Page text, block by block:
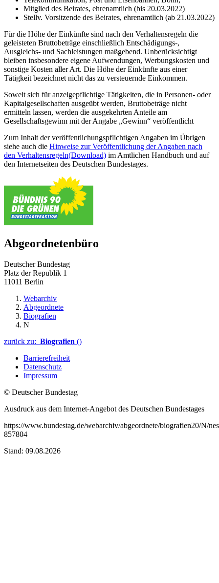
Mitglied des Beirates, ehrenamtlich (bis 20.03.2022)
Stellv. Vorsitzende des Beirates, ehrenamtlich (ab 21.03.2022)
Für die Höhe der Einkünfte sind nach den Verhaltensregeln die
geleisteten Bruttobeträge einschließlich Entschädigungs-,
Ausgleichs- und Sachleistungen maßgebend. Unberücksichtigt
bleiben insbesondere eigene Aufwendungen, Werbungskosten und
sonstige Kosten aller Art. Die Höhe der Einkünfte aus einer
Tätigkeit bezeichnet nicht das zu versteuernde Einkommen.
Soweit sich für anzeigepflichtige Tätigkeiten, die in Personen- oder
Kapitalgesellschaften ausgeübt werden, Bruttobeträge nicht
ermitteln lassen, werden die ausgekehrten Anteile am
Gesellschaftsgewinn mit der Angabe „Gewinn“ veröffentlicht
Zum Inhalt der veröffentlichungspflichtigen Angaben im Übrigen
siehe auch die Hinweise zur Veröffentlichung der Angaben nach
den Verhaltensregeln(Download) im Amtlichen Handbuch und auf
den Internetseiten des Deutschen Bundestages.
Abgeordnetenbüro
Deutscher Bundestag
Platz der Republik 1
11011 Berlin
Webarchiv
Abgeordnete
Biografien
N
zurück zu: Biografien ()
Barrierefreiheit
Datenschutz
Impressum
© Deutscher Bundestag
Ausdruck aus dem Internet-Angebot des Deutschen Bundestages
https://www.bundestag.de/webarchiv/abgeordnete/biografien20/N/
857804
Stand: 09.08.2026